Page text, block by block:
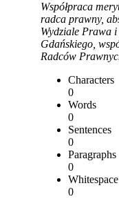
Współpraca
radca prawny,
Wydziale Prawa
Gdańskiego,
Radców
Characters
0
Words
0
Sentences
0
Paragraphs
0
Whitespace
0